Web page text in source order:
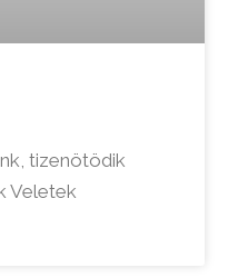
tizenötödik
Veletek